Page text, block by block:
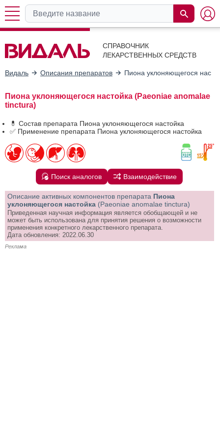
СПРАВОЧНИК
ЛЕКАРСТВЕННЫХ СРЕДСТВ
Видаль Описания препаратов Пиона уклоняющегося
Пиона уклоняющегося настойка (Paeoniae anomalae
tinctura)
💊 Состав препарата Пиона уклоняющегося настойка
✅ Применение препарата Пиона уклоняющегося настойка
Поиск аналогов Взаимодействие
Описание активных компонентов препарата Пиона
уклоняющегося настойка (Paeoniae anomalae tinctura)
Приведенная научная информация является обобщающей и не
может быть использована для принятия решения о возможности
применения конкретного лекарственного препарата.
Дата обновления: 2022.06.30
Реклама